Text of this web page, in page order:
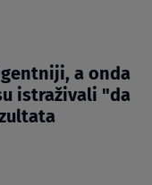
a onda
istraživali "da